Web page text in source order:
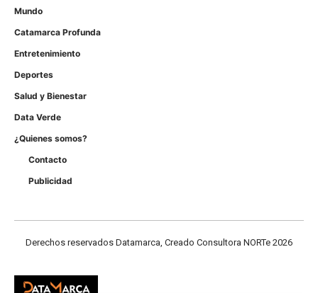
Mundo
Catamarca Profunda
Entretenimiento
Deportes
Salud y Bienestar
Data Verde
¿Quienes somos?
Contacto
Publicidad
Derechos reservados Datamarca, Creado Consultora NORTe 2026